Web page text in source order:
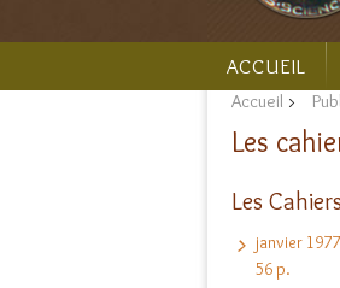
ACCUEIL
Accueil >
Les
Les
janvier 1977
56 p.